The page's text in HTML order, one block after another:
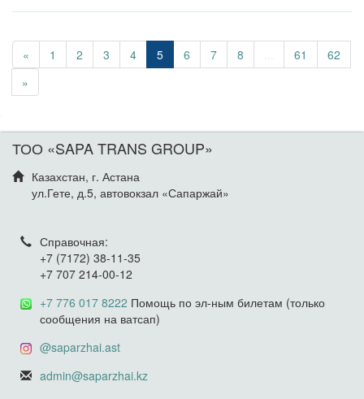
« 1 2 3 4 5 6 7 8 ... 61
62
»
ТОО «SAPA TRANS GROUP»
Казахстан, г. Астана
ул.Гете, д.5, автовокзал «Сапаржай»
Справочная:
+7 (7172) 38-11-35
+7 707 214-00-12
+7 776 017 8222 Помощь по эл-ным билетам (только
сообщения на ватсап)
@saparzhai.ast
admin@saparzhai.kz